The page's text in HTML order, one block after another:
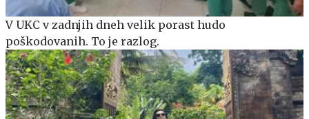
V UKC v zadnjih dneh velik porast hudo
poškodovanih. To je razlog.